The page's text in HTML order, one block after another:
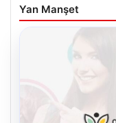
Yan Manşet